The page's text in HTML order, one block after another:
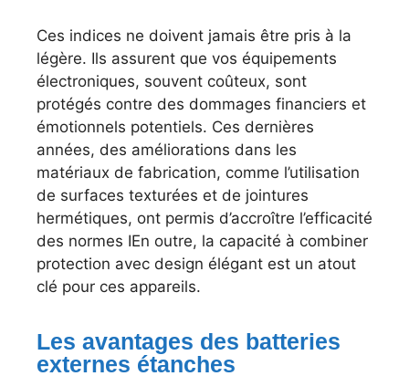
Ces indices ne doivent jamais être pris à la
légère. Ils assurent que vos équipements
électroniques, souvent coûteux, sont
protégés contre des dommages financiers et
émotionnels potentiels. Ces dernières
années, des améliorations dans les
matériaux de fabrication, comme l’utilisation
de surfaces texturées et de jointures
hermétiques, ont permis d’accroître l’efficacité
des normes IEn outre, la capacité à combiner
protection avec design élégant est un atout
clé pour ces appareils.
Les avantages des batteries
externes étanches